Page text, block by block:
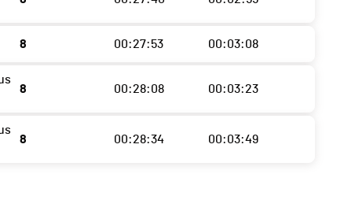
8 00:27:53 00:03:08
8 00:28:08 00:03:23
8 00:28:34 00:03:49